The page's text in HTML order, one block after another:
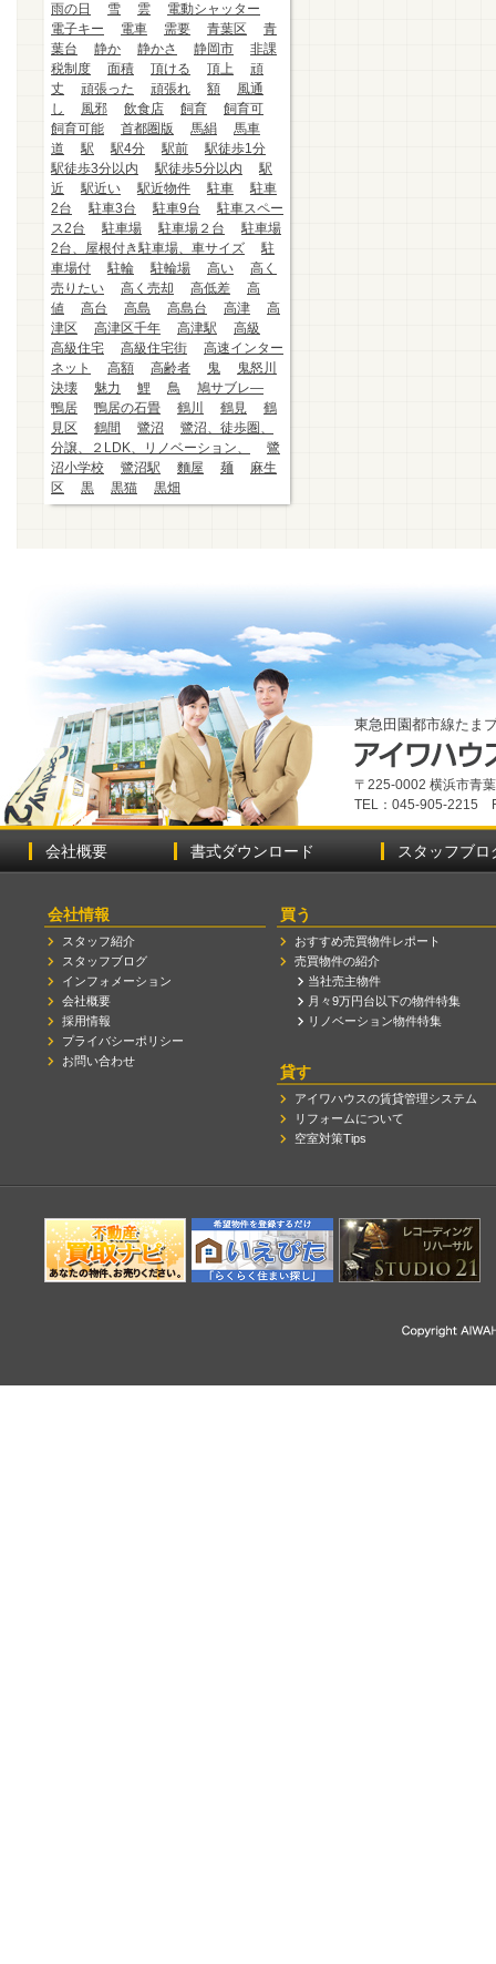
雨の日
雪 雲
電動シャッター
電子キー
電車 需要 青葉区
青
葉台
静か 静かさ 静岡市
非課
税制度
面積 頂ける 頂上
頑
丈
頑張った 頑張れ 額
風通
し
風邪 飲食店 飼育
飼育可
飼育可能
首都圏版 馬絹
馬車
道
駅 駅4分 駅前
駅徒歩1分
駅徒歩3分以内
駅徒歩5分以内
駅
近
駅近い 駅近物件 駐車
駐車
2台
駐車3台 駐車9台
駐車スペー
ス2台
駐車場 駐車場２台
駐車場
2台、屋根付き駐車場、車サイズ
駐
車場付
駐輪 駐輪場 高い
高く
売りたい
高く売却 高低差
高
値
高台 高島 高島台 高津
高
津区
高津区千年 高津駅
高級
高級住宅
高級住宅街
高速インター
ネット
高額 高齢者 鬼
鬼怒川
決壊
魅力 鯉 鳥
鳩サブレ―
鴨居
鴨居の石畳 鶴川 鶴見
鶴
見区
鶴間 鷺沼
鷺沼、徒歩圏、
分譲、２LDK、リノベーション、
鷺
沼小学校
鷺沼駅 麵屋 麺
麻生
区
黒 黒猫 黒畑
東急田園都市線たま
〒225-0002 横浜市青
TEL：045-905-2215
会社概要 書式ダウンロード スタッフブロ
会社情報
スタッフ紹介
スタッフブログ
インフォメーション
会社概要
採用情報
プライバシーポリシー
お問い合わせ
買う
おすすめ売買物件レポート
売買物件の紹介
当社売主物件
月々9万円台以下の物件特集
リノベーション物件特集
貸す
アイワハウスの賃貸管理システム
リフォームについて
空室対策Tips